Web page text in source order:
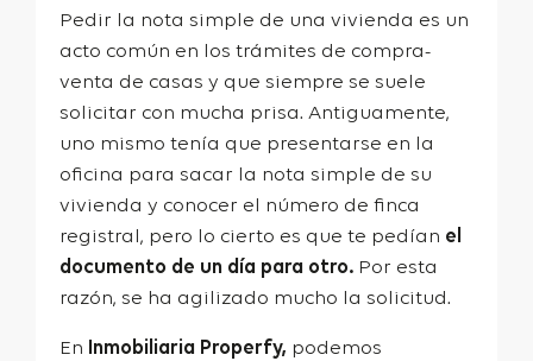
Pedir la nota simple de una vivienda es un
acto común en los trámites de compra-
venta de casas y que siempre se suele
solicitar con mucha prisa. Antiguamente,
uno mismo tenía que presentarse en la
oficina para sacar la nota simple de su
vivienda y conocer el
número de finca
registral , pero lo cierto es que te pedían el
documento de un día para otro. Por esta
razón, se ha agilizado mucho la solicitud.
En Inmobiliaria Properfy, podemos